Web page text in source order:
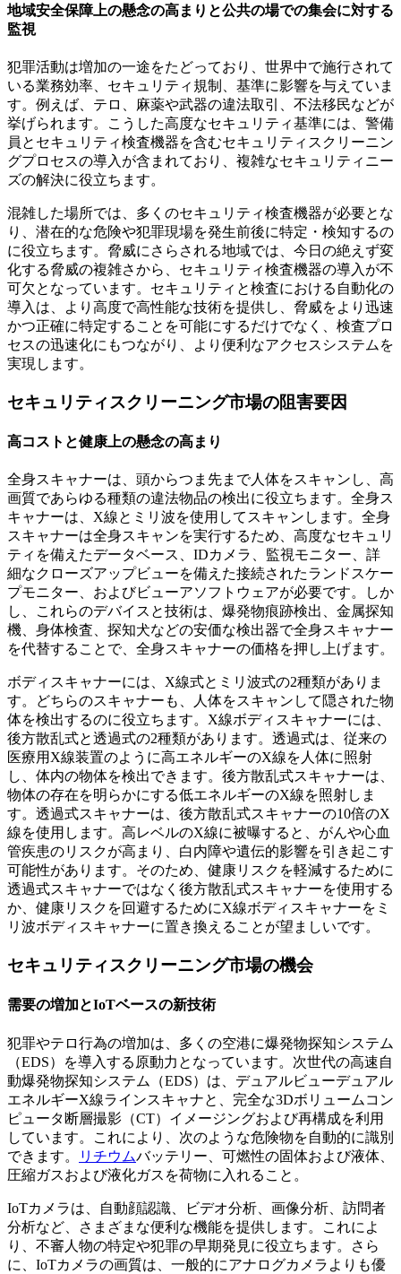
地域安全保障上の懸念の高まりと公共の場での集会に対する
監視
犯罪活動は増加の一途をたどっており、世界中で施行されて
いる業務効率、セキュリティ規制、基準に影響を与えていま
す。例えば、テロ、麻薬や武器の違法取引、不法移民などが
挙げられます。こうした高度なセキュリティ基準には、警備
員とセキュリティ検査機器を含むセキュリティスクリーニン
グプロセスの導入が含まれており、複雑なセキュリティニー
ズの解決に役立ちます。
混雑した場所では、多くのセキュリティ検査機器が必要とな
り、潜在的な危険や犯罪現場を発生前後に特定・検知するの
に役立ちます。脅威にさらされる地域では、今日の絶えず変
化する脅威の複雑さから、セキュリティ検査機器の導入が不
可欠となっています。セキュリティと検査における自動化の
導入は、より高度で高性能な技術を提供し、脅威をより迅速
かつ正確に特定することを可能にするだけでなく、検査プロ
セスの迅速化にもつながり、より便利なアクセスシステムを
実現します。
セキュリティスクリーニング市場の阻害要因
高コストと健康上の懸念の高まり
全身スキャナーは、頭からつま先まで人体をスキャンし、高
画質であらゆる種類の違法物品の検出に役立ちます。全身ス
キャナーは、X線とミリ波を使用してスキャンします。全身
スキャナーは全身スキャンを実行するため、高度なセキュリ
ティを備えたデータベース、IDカメラ、監視モニター、詳
細なクローズアップビューを備えた接続されたランドスケー
プモニター、およびビューアソフトウェアが必要です。しか
し、これらのデバイスと技術は、爆発物痕跡検出、金属探知
機、身体検査、探知犬などの安価な検出器で全身スキャナー
を代替することで、全身スキャナーの価格を押し上げます。
ボディスキャナーには、X線式とミリ波式の2種類がありま
す。どちらのスキャナーも、人体をスキャンして隠された物
体を検出するのに役立ちます。X線ボディスキャナーには、
後方散乱式と透過式の2種類があります。透過式は、従来の
医療用X線装置のように高エネルギーのX線を人体に照射
し、体内の物体を検出できます。後方散乱式スキャナーは、
物体の存在を明らかにする低エネルギーのX線を照射しま
す。透過式スキャナーは、後方散乱式スキャナーの10倍のX
線を使用します。高レベルのX線に被曝すると、がんや心血
管疾患のリスクが高まり、白内障や遺伝的影響を引き起こす
可能性があります。そのため、健康リスクを軽減するために
透過式スキャナーではなく後方散乱式スキャナーを使用する
か、健康リスクを回避するためにX線ボディスキャナーをミ
リ波ボディスキャナーに置き換えることが望ましいです。
セキュリティスクリーニング市場の機会
需要の増加とIoTベースの新技術
犯罪やテロ行為の増加は、多くの空港に爆発物探知システム
（EDS）を導入する原動力となっています。次世代の高速自
動爆発物探知システム（EDS）は、デュアルビューデュアル
エネルギーX線ラインスキャナと、完全な3Dボリュームコン
ピュータ断層撮影（CT）イメージングおよび再構成を利用
しています。これにより、次のような危険物を自動的に識別
できます。
リチウムバッテリー、可燃性の固体および液体、
圧縮ガスおよび液化ガスを荷物に入れること。
IoTカメラは、自動顔認識、ビデオ分析、画像分析、訪問者
分析など、さまざまな便利な機能を提供します。これによ
り、不審人物の特定や犯罪の早期発見に役立ちます。さら
に、IoTカメラの画質は、一般的にアナログカメラよりも優